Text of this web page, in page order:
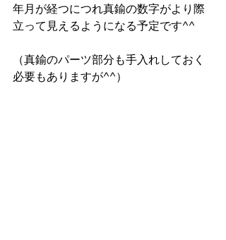
年月が経つにつれ真鍮の数字がより際
立って見えるようになる予定です^^
（真鍮のパーツ部分も手入れしておく
必要もありますが^^）